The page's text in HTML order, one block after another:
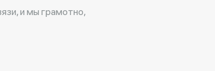
и мы грамотно,